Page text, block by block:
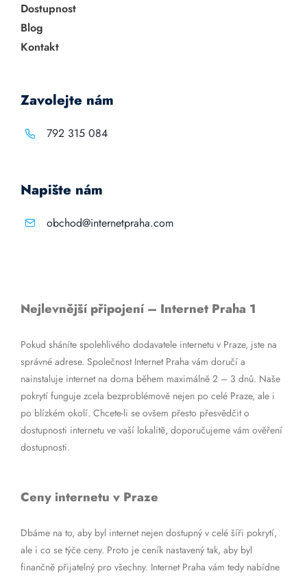
Dostupnost
Blog
Kontakt
Zavolejte nám
792 315 084
Napište nám
obchod@internetpraha.com
Nejlevnější připojení – Internet Praha 1
Pokud sháníte spolehlivého dodavatele internetu v Praze, jste na
správné adrese. Společnost Internet Praha vám doručí a
nainstaluje internet na doma během maximálně 2 – 3 dnů. Naše
pokrytí funguje zcela bezproblémově nejen po celé Praze, ale i
po blízkém okolí. Chcete-li se ovšem přesto přesvědčit o
dostupnosti internetu ve vaší lokalitě, doporučujeme vám ověření
dostupnosti.
Ceny internetu v Praze
Dbáme na to, aby byl internet nejen dostupný v celé šíři pokrytí,
ale i co se týče ceny. Proto je ceník nastavený tak, aby byl
finančně přijatelný pro všechny. Internet Praha vám tedy nabídne